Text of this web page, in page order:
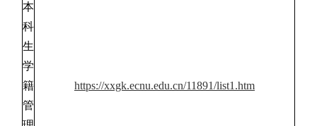
本
科
生
学
籍
管
https://xxgk.ecnu.edu.cn/11891/list1.htm